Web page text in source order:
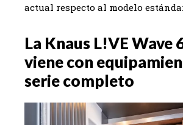
actual respecto al modelo
La Knaus L!VE Wave
viene con
serie completo